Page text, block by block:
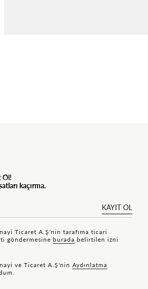
Ol!
kaçırma.
KAYIT OL
Ticaret A.Ş'nin tarafıma ticari
göndermesine bu rada belirtilen izni
ve Ticaret A.Ş'nin Aydınlatma